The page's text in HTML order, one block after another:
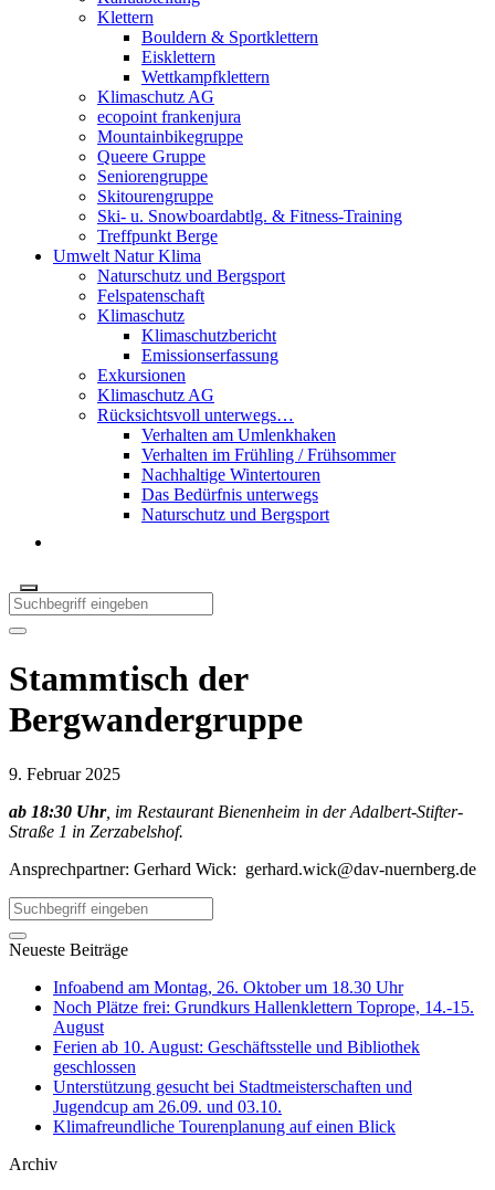
Klettern
Bouldern & Sportklettern
Eisklettern
Wettkampfklettern
Klimaschutz AG
ecopoint frankenjura
Mountainbikegruppe
Queere Gruppe
Seniorengruppe
Skitourengruppe
Ski- u. Snowboardabtlg. & Fitness-Training
Treffpunkt Berge
Umwelt Natur Klima
Naturschutz und Bergsport
Felspatenschaft
Klimaschutz
Klimaschutzbericht
Emissionserfassung
Exkursionen
Klimaschutz AG
Rücksichtsvoll unterwegs…
Verhalten am Umlenkhaken
Verhalten im Frühling / Frühsommer
Nachhaltige Wintertouren
Das Bedürfnis unterwegs
Naturschutz und Bergsport
Stammtisch der
Bergwandergruppe
9. Februar 2025
ab 18:30 Uhr, im Restaurant Bienenheim in der Adalbert-Stifter-
Straße 1 in Zerzabelshof.
Ansprechpartner: Gerhard Wick: gerhard.wick@dav-nuernberg.de
Neueste Beiträge
Infoabend am Montag, 26. Oktober um 18.30 Uhr
Noch Plätze frei: Grundkurs Hallenklettern Toprope, 14.-15.
August
Ferien ab 10. August: Geschäftsstelle und Bibliothek
geschlossen
Unterstützung gesucht bei Stadtmeisterschaften und
Jugendcup am 26.09. und 03.10.
Klimafreundliche Tourenplanung auf einen Blick
Archiv